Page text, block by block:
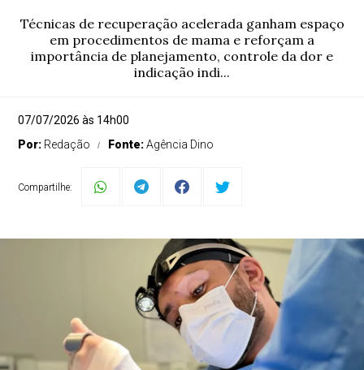
Técnicas de recuperação acelerada ganham espaço
em procedimentos de mama e reforçam a
importância de planejamento, controle da dor e
indicação indi...
07/07/2026 às 14h00
Por: Redação Fonte:Agência Dino
Compartilhe: